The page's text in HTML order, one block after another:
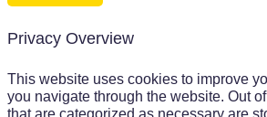
Privacy Overview
This website uses cookies to improve
you navigate through the website. Out
that are categorized as necessary are